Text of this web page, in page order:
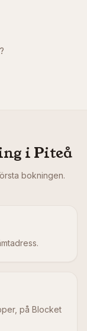
i Piteå
bokningen.
på Blocket